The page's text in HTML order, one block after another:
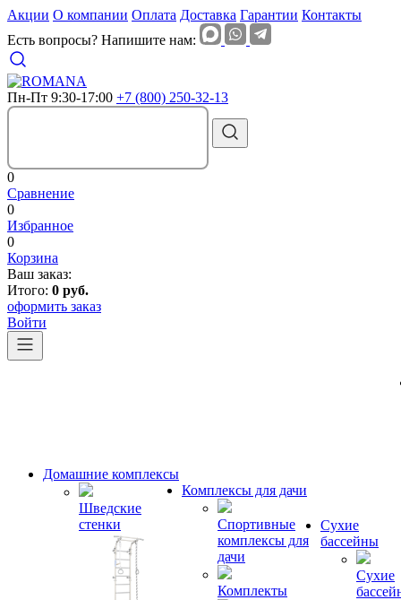
Акции О компании Оплата Доставка Гарантии Контакты
Есть вопросы? Напишите нам:
Пн-Пт 9:30-17:00 +7 (800) 250-32-13
0
Сравнение
0
Избранное
0
Корзина
Ваш заказ:
Итого: 0 руб.
оформить заказ
Войти
Домашние комплексы
Шведские
стенки
Комплексы для дачи
Спортивные
комплексы для
дачи
Комплекты
Сухие
бассейны
Сухие